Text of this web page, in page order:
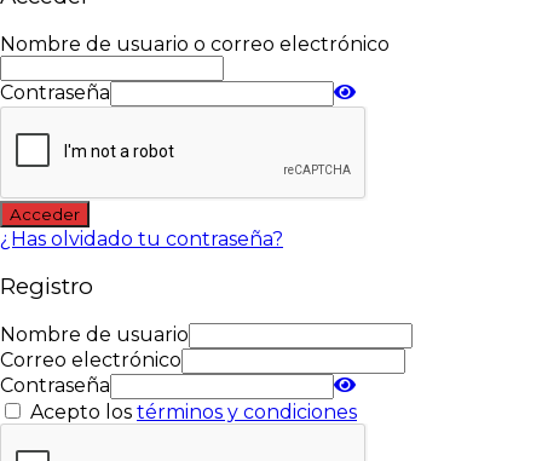
Nombre de usuario o correo electrónico
Contraseña
Acceder
¿Has olvidado tu contraseña?
Registro
Nombre de usuario
Correo electrónico
Contraseña
Acepto los términos y condiciones